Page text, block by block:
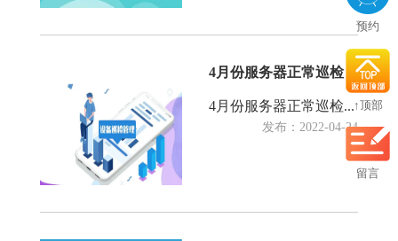
4月份服务器正常巡检
4月份服务器正常巡检...
发布：2022-04-24
预约
↑顶部
留言